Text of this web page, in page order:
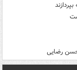
محسن رضایی